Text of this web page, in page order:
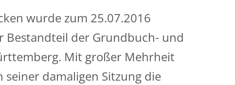
wurde zum 25.07.2016
Bestandteil der Grundbuch- und
Mit großer Mehrheit
damaligen Sitzung die